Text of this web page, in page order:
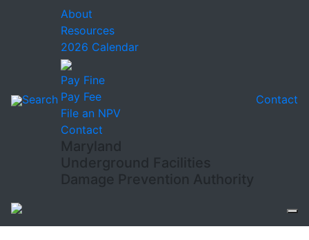
Search
About
Resources
2026 Calendar
Pay Fine
Pay Fee
File an NPV
Contact
Maryland
Underground Facilities
Damage Prevention Authority
Contact